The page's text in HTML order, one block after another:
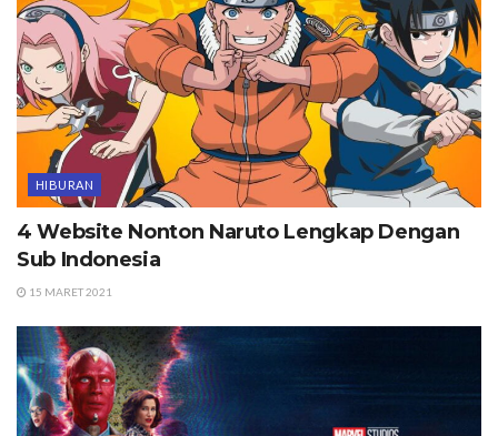
HIBURAN
4 Website Nonton Naruto Lengkap Dengan
Sub Indonesia
15 MARET 2021